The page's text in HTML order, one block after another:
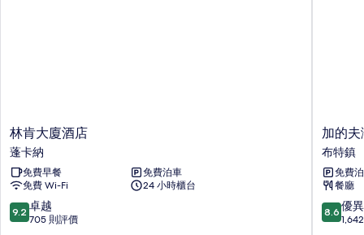
林
肯
大
廈
酒
店
蓬
林肯大廈酒店
蓬卡納
免費早餐
免費泊車
免費 Wi-Fi
24 小時櫃台
9.2
分
9.2 卓越
705 則評價
加
的
夫
灣
未
來
旅
加的
布特鎮
免費
餐廳
8.6
分
8.6 優異